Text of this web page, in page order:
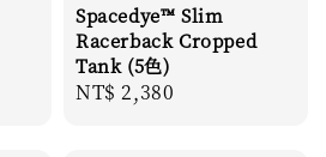
Spacedye™ Slim
Racerback Cropped
Tank (5色)
Regular
NT$ 2,380